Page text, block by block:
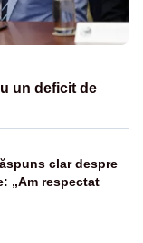
un deficit de
clar despre
„Am respectat